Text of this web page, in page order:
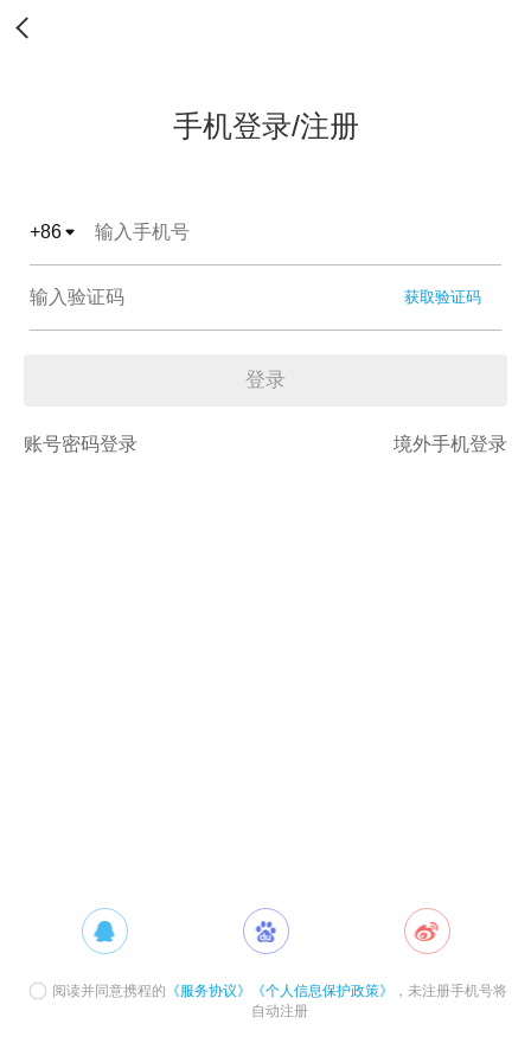
手机登录/注册
+86
获取验证码
登录
账号密码登录 境外手机登录
阅读并同意携程的 《服务协议》 《个人信息保护政策》
，未注册手机号将
自动注册